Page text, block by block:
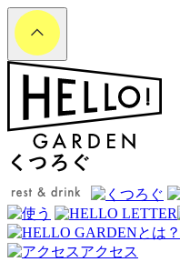
アクセス